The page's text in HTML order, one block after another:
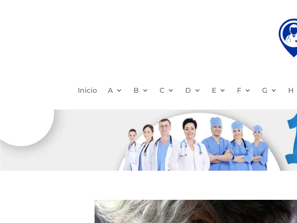
Inicio A B C D E F G H